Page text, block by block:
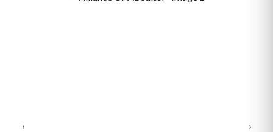
‹ ›